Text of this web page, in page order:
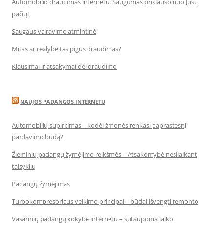
Automobilio draudimas internetu. Saugumas priklauso nuo Jūsų
pačių!
Saugaus vairavimo atmintinė
Mitas ar realybė tas pigus draudimas?
Klausimai ir atsakymai dėl draudimo
NAUJOS PADANGOS INTERNETU
Automobilių supirkimas – kodėl žmonės renkasi paprastesnį
pardavimo būdą?
Žieminių padangų žymėjimo reikšmės – Atsakomybė nesilaikant
taisyklių
Padangų žymėjimas
Turbokompresoriaus veikimo principai – būdai išvengti remonto
Vasarinių padangų kokybė internetu – sutaupoma laiko